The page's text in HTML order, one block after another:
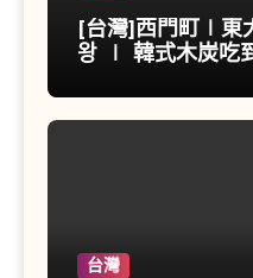
[台灣]西門町∣東
왕 ∣ 韓式木炭吃
台灣